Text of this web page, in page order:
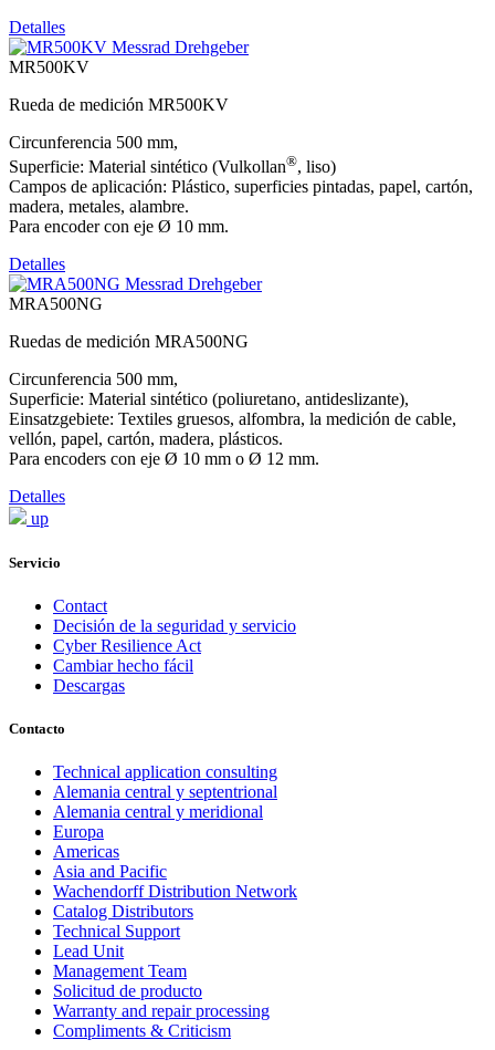
Detalles
MR500KV
Rueda de medición MR500KV
Circunferencia 500 mm,
Superficie: Material sintético (Vulkollan®, liso)
Campos de aplicación: Plástico, superficies pintadas, papel, cartón,
madera, metales, alambre.
Para encoder con eje Ø 10 mm.
Detalles
MRA500NG
Ruedas de medición MRA500NG
Circunferencia 500 mm,
Superficie: Material sintético (poliuretano, antideslizante),
Einsatzgebiete: Textiles gruesos, alfombra, la medición de cable,
vellón, papel, cartón, madera, plásticos.
Para encoders con eje Ø 10 mm o Ø 12 mm.
Detalles
up
Servicio
Contact
Decisión de la seguridad y servicio
Cyber Resilience Act
Cambiar hecho fácil
Descargas
Contacto
Technical application consulting
Alemania central y septentrional
Alemania central y meridional
Europa
Americas
Asia and Pacific
Wachendorff Distribution Network
Catalog Distributors
Technical Support
Lead Unit
Management Team
Solicitud de producto
Warranty and repair processing
Compliments & Criticism